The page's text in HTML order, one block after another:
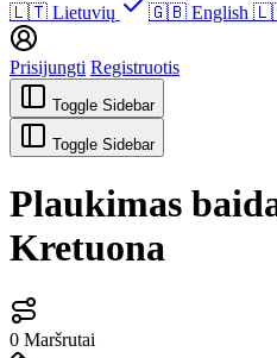
🇱🇹 Lietuvių 🇬🇧 English
Prisijungti Registruotis
Toggle Sidebar
Toggle Sidebar
Plaukimas
Kretuona
0 Maršrutai